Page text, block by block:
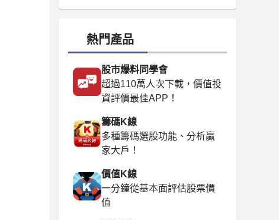
算？
熱門產品
股市爆料同學會
超過110萬人次下載，價值投
資評價最佳APP！
籌碼K線
多種籌碼選股功能、分析贏
家大戶！
價值K線
一分鐘從基本面評估股票價
值